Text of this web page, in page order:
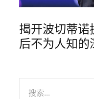
揭开波切蒂诺
后不为人知的
搜索...